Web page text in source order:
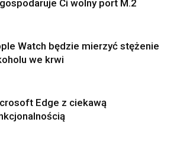
Ci wolny port M.2
Watch będzie mierzyć stężenie
we krwi
Edge z ciekawą